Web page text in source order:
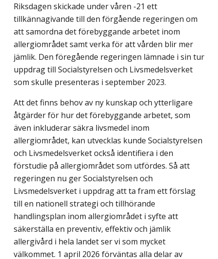
Riksdagen skickade under våren -21 ett
tillkännagivande till den förgående reger­ingen om
att samordna det förebyggande arbetet inom
allergiområdet samt verka för att vården blir mer
jämlik. Den föregående regeringen lämnade i sin tur
uppdrag till Social­styrelsen och Livsmedelsverket
som skulle presenteras i september 2023.
Att det finns behov av ny kunskap och ytterligare
åtgärder för hur det förebyggande arbetet, som
även inkluderar säkra livsmedel inom
allergiområdet, kan utvecklas kunde Socialstyrelsen
och Livsmedelsverket också identifiera i den
förstudie på allergiområdet som utfördes. Så att
regeringen nu ger Socialstyrelsen och
Livsmedelsverket i uppdrag att ta fram ett förslag
till en nationell strategi och tillhörande
handlingsplan inom allergi­området i syfte att
säkerställa en preventiv, effektiv och jämlik
allergivård i hela landet ser vi som mycket
välkommet. 1 april 2026 förväntas alla delar av